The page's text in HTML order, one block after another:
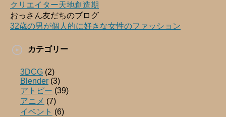
クリエイター天地創造期
おっさん友だちのブログ
32歳の男が個人的に好きな女性のファッション
カテゴリー
3DCG (2)
Blender (3)
アトピー (39)
アニメ (7)
イベント (6)